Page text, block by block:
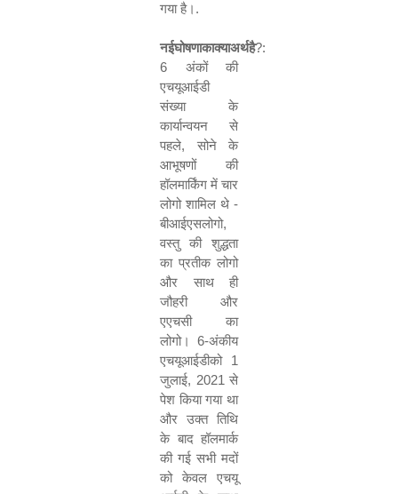
गया है।.
नईघोषणाकाक्याअर्थहै?:
6 अंकों की
एचयूआईडी
संख्या के
कार्यान्वयन से
पहले, सोने के
आभूषणों की
हॉलमार्किंग में चार
लोगो शामिल थे -
बीआईएसलोगो,
वस्तु की शुद्धता
का प्रतीक लोगो
और साथ ही
जौहरी और
एएचसी का
लोगो। 6-अंकीय
एचयूआईडीको 1
जुलाई, 2021 से
पेश किया गया था
और उक्त तिथि
के बाद हॉलमार्क
की गई सभी मदों
को केवल एचयू